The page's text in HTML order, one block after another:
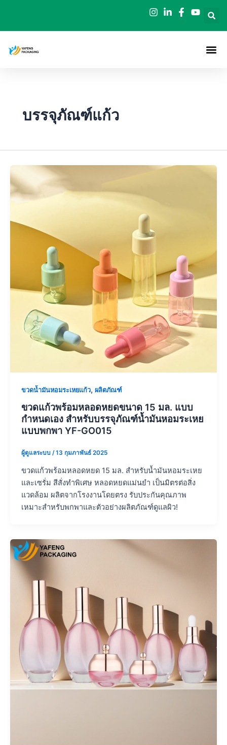
ยัง
บรรจุภัณฑ์แก้ว
ขวดน้ำมันหอมระเหยแก้ว, ผลิตภัณฑ์
ขวดแก้วพร้อมหลอดหยดขนาด 15 มล. แบบ
กำหนดเอง สำหรับบรรจุภัณฑ์น้ำมันหอมระเหย
แบบพกพา YF-GO015
ผู้ดูแลระบบ /13 กุมภาพันธ์ 2025
ขวดแก้วพร้อมหลอดหยด 15 มล. สำหรับน้ำมันหอมระเหย
และเซรั่ม สีสั่งทำพิเศษ หลอดหยดแม่นยำ เป็นมิตรต่อสิ่ง
แวดล้อม ผลิตจากโรงงานโดยตรง รับประกันคุณภาพ
เหมาะสำหรับพกพาและตัวอย่างผลิตภัณฑ์ดูแลผิว!